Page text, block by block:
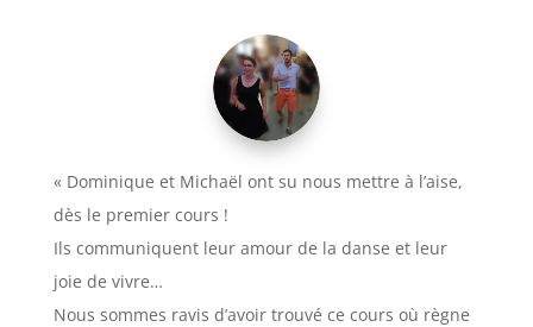
« Dominique et Michaël ont su nous mettre à l’aise,
dès le premier cours !
Ils communiquent leur amour de la danse et leur
joie de vivre…
Nous sommes ravis d’avoir trouvé ce cours où règne